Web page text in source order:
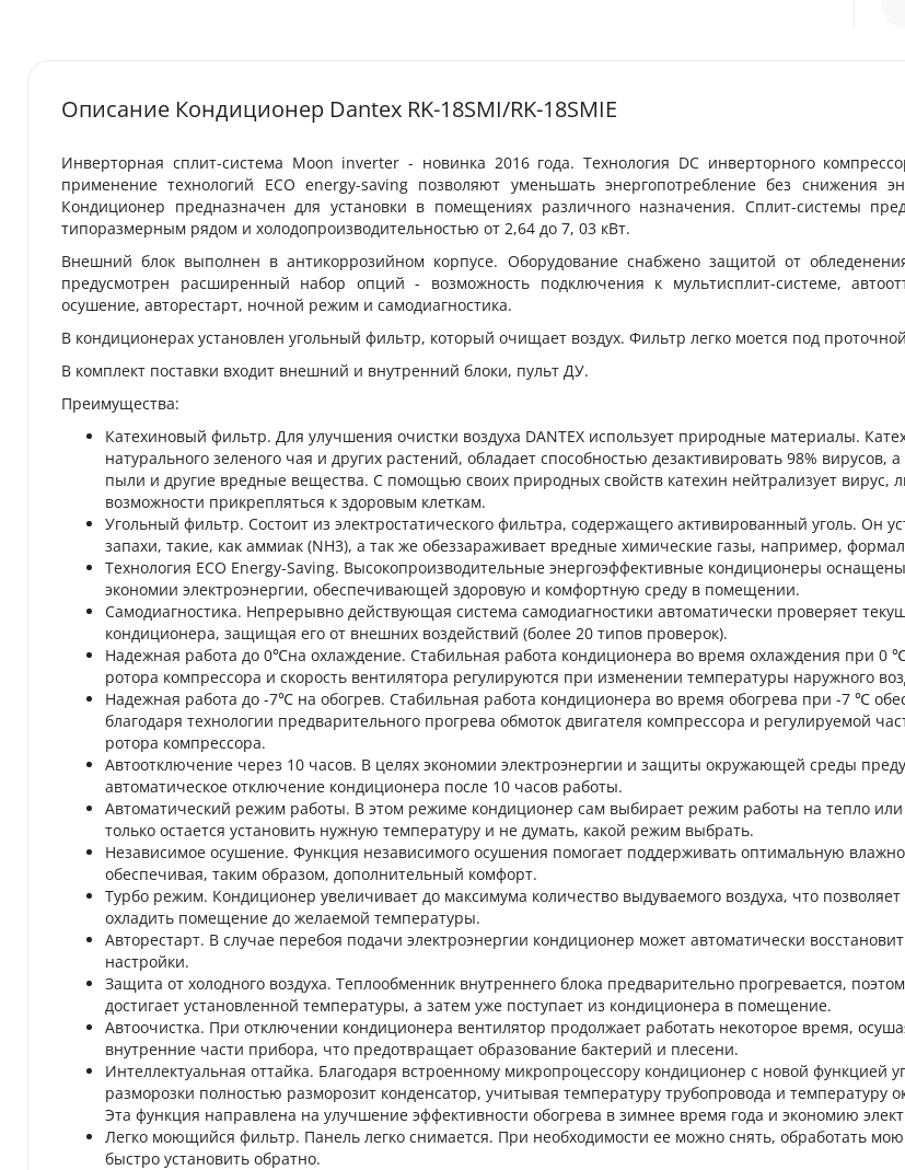
Описание Кондиционер Dantex RK-18SMI/RK-18SMIE
Инверторная сплит-система Moon inverter - новинка 2016 года. Технология DC инверторного
применение технологий ЕСО energy-saving позволяют уменьшать энергопотребление без снижения
Кондиционер предназначен для установки в помещениях различного назначения. Сплит-системы
типоразмерным рядом и холодопроизводительностью от 2,64 до 7, 03 кВт.
Внешний блок выполнен в антикоррозийном корпусе. Оборудование снабжено защитой от
предусмотрен расширенный набор опций - возможность подключения к мультисплит-системе,
осушение, авторестарт, ночной режим и самодиагностика.
В кондиционерах установлен угольный фильтр, который очищает воздух. Фильтр легко моется под
В комплект поставки входит внешний и внутренний блоки, пульт ДУ.
Преимущества:
Катехиновый фильтр. Для улучшения очистки воздуха DANTEX использует природные материалы.
натурального зеленого чая и других растений, обладает способностью дезактивировать 98% вирусов,
пыли и другие вредные вещества. С помощью своих природных свойств катехин нейтрализует вирус,
возможности прикрепляться к здоровым клеткам.
Угольный фильтр. Состоит из электростатического фильтра, содержащего активированный уголь. Он
запахи, такие, как аммиак (NH3), а так же обеззараживает вредные химические газы, например,
Технология ECO Energy-Saving. Высокопроизводительные энергоэффективные кондиционеры оснащены
экономии электроэнергии, обеспечивающей здоровую и комфортную среду в помещении.
Самодиагностика. Непрерывно действующая система самодиагностики автоматически проверяет
кондиционера, защищая его от внешних воздействий (более 20 типов проверок).
Надежная работа до 0℃на охлаждение. Стабильная работа кондиционера во время охлаждения при 0
ротора компрессора и скорость вентилятора регулируются при изменении температуры наружного
Надежная работа до -7℃ на обогрев. Стабильная работа кондиционера во время обогрева при -7 ℃
благодаря технологии предварительного прогрева обмоток двигателя компрессора и регулируемой
ротора компрессора.
Автоотключение через 10 часов. В целях экономии электроэнергии и защиты окружающей среды
автоматическое отключение кондиционера после 10 часов работы.
Автоматический режим работы. В этом режиме кондиционер сам выбирает режим работы на тепло
только остается установить нужную температуру и не думать, какой режим выбрать.
Независимое осушение. Функция независимого осушения помогает поддерживать оптимальную
обеспечивая, таким образом, дополнительный комфорт.
Турбо режим. Кондиционер увеличивает до максимума количество выдуваемого воздуха, что
охладить помещение до желаемой температуры.
Авторестарт. В случае перебоя подачи электроэнергии кондиционер может автоматически
настройки.
Защита от холодного воздуха. Теплообменник внутреннего блока предварительно прогревается,
достигает установленной температуры, а затем уже поступает из кондиционера в помещение.
Автоочистка. При отключении кондиционера вентилятор продолжает работать некоторое время,
внутренние части прибора, что предотвращает образование бактерий и плесени.
Интеллектуальная оттайка. Благодаря встроенному микропроцессору кондиционер с новой функцией
разморозки полностью разморозит конденсатор, учитывая температуру трубопровода и температуру
Эта функция направлена на улучшение эффективности обогрева в зимнее время года и экономию
Легко моющийся фильтр. Панель легко снимается. При необходимости ее можно снять, обработать
быстро установить обратно.